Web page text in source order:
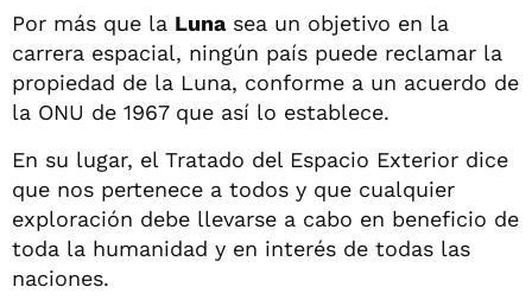
Por más que la Lunasea un objetivo en la
carrera espacial, ningún país puede reclamar la
propiedad de la Luna, conforme a un acuerdo de
la ONU de 1967 que así lo establece.
En su lugar, el Tratado del Espacio Exterior dice
que nos pertenece a todos y que cualquier
exploración debe llevarse a cabo en beneficio de
toda la humanidad y en interés de todas las
naciones.